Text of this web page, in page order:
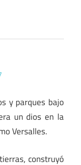
y parques bajo
un dios en la
Versalles.
construyó